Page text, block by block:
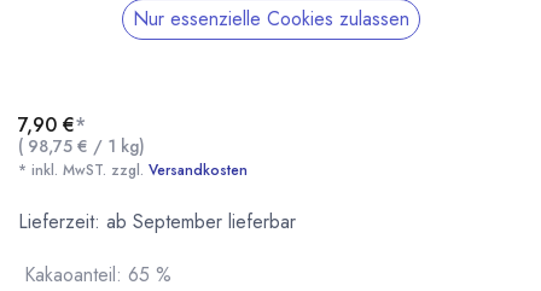
Kiki's Edelbitter Schokolade mit Kakaonibs
(0 Rezension)
7,90 €*
( 98,75 € / 1 kg)
* inkl. MwST. zzgl. Versandkosten
Lieferzeit: ab September lieferbar
Kakaoanteil: 65 %
Nur essenzielle Cookies zulassen